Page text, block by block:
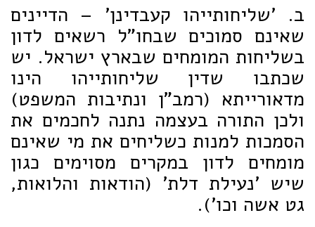
ב. 'שליחותייהו קעבדינן' – הדיינים
שאינם סמוכים שבחו"ל רשאים לדון
בשליחות המומחים שבארץ ישראל. יש
שכתבו שדין שליחותייהו הינו
מדאורייתא (רמב"ן ונתיבות המשפט)
ולכן התורה בעצמה נתנה לחכמים את
הסמכות למנות כשליחים את מי שאינם
מומחים לדון במקרים מסוימים כגון
שיש 'נעילת דלת' (הודאות והלואות,
גט אשה וכו').